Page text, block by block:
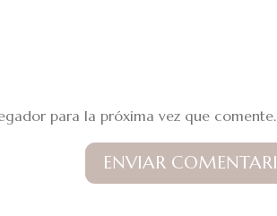
para la próxima vez que comente.